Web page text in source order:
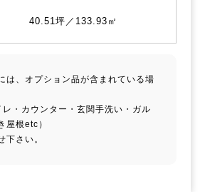
40.51坪／133.93㎡
は、オプション品が含まれている場
レ・カウンター・玄関手洗い・ガル
屋根etc）
下さい。